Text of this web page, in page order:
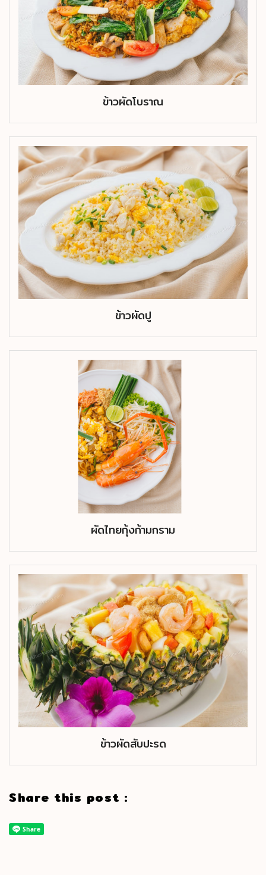
ข้าวผัดโบราณ
ข้าวผัดปู
ผัดไทยกุ้งก้ามกราม
ข้าวผัดสับปะรด
Share this post :